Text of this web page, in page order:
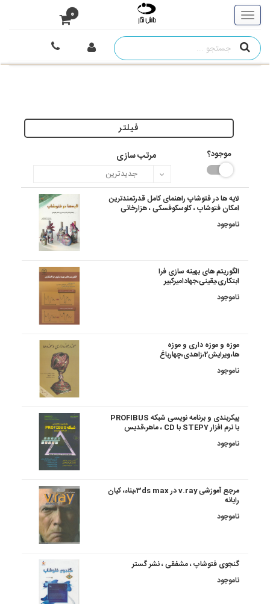
0
فیلتر
موجود؟ مرتب سازی
لایه ها در فتوشاپ راهنمای کامل قدرتمندترین
امکان فتوشاپ ، کلوسکوفسکی ، هزارخانی
ناموجود
الگوریتم های بهینه سازی فرا
ابتکاری،یقینی،جهادامیرکبیر
ناموجود
موزه و موزه داری و موزه
ها،ویرایش2،زاهدی،چهارباغ
ناموجود
پیکربندی و برنامه نویسی شبکه PROFIBUS
با نرم افزار STEP7 با CD ، ماهر،قدیس
ناموجود
مرجع آموزشی v.ray در 3ds max،بناء، کیان
رایانه
ناموجود
گنجوی فتوشاپ ، مشفقی ، نشر گستر
ناموجود